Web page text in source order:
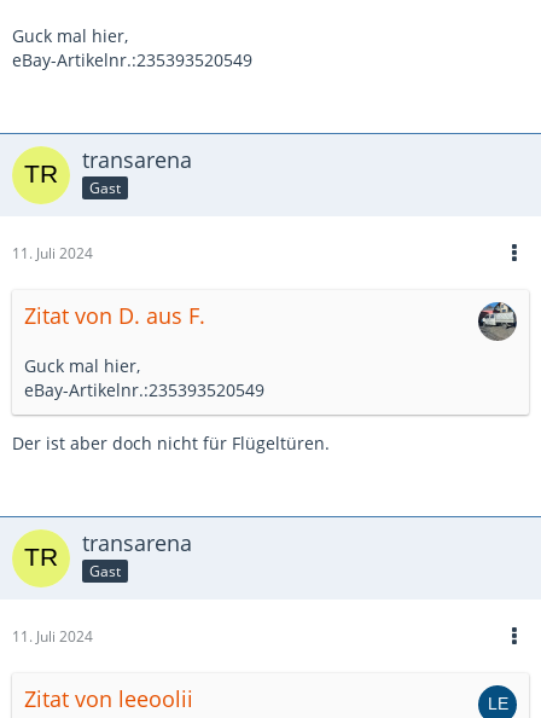
Guck mal hier,
eBay-Artikelnr.:235393520549
transarena
Gast
11. Juli 2024
Zitat von D. aus F.
Guck mal hier,
eBay-Artikelnr.:235393520549
Der ist aber doch nicht für Flügeltüren.
transarena
Gast
11. Juli 2024
Zitat von leeoolii